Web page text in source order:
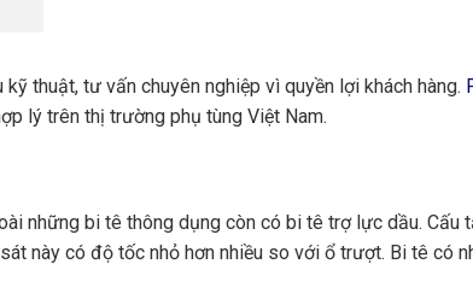
thuật, tư vấn chuyên nghiệp vì quyền lợi khách hàng.
lý trên thị trường phụ tùng Việt Nam.
những bi tê thông dụng còn có bi tê trợ lực dầu.
này có độ tốc nhỏ hơn nhiều so với ổ trượt. Bi tê có